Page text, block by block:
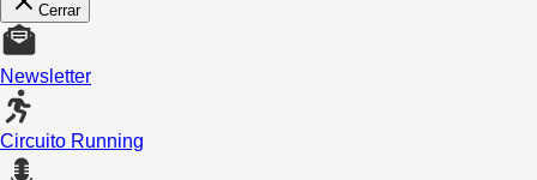
Cerrar
Newsletter
Circuito Running